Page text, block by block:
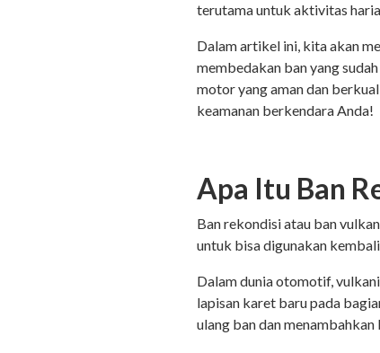
terutama untuk aktivitas
Dalam artikel ini, kita akan
membedakan ban yang
motor yang aman dan
keamanan berkendara Anda!
Apa Itu Ban
Ban rekondisi atau ban
untuk bisa digunakan
Dalam dunia otomotif,
lapisan karet baru pada
ulang ban dan